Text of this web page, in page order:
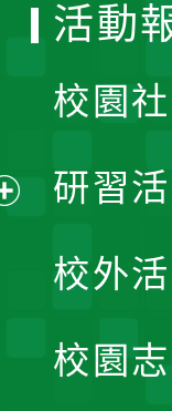
活動
校園
研習
校外
校園